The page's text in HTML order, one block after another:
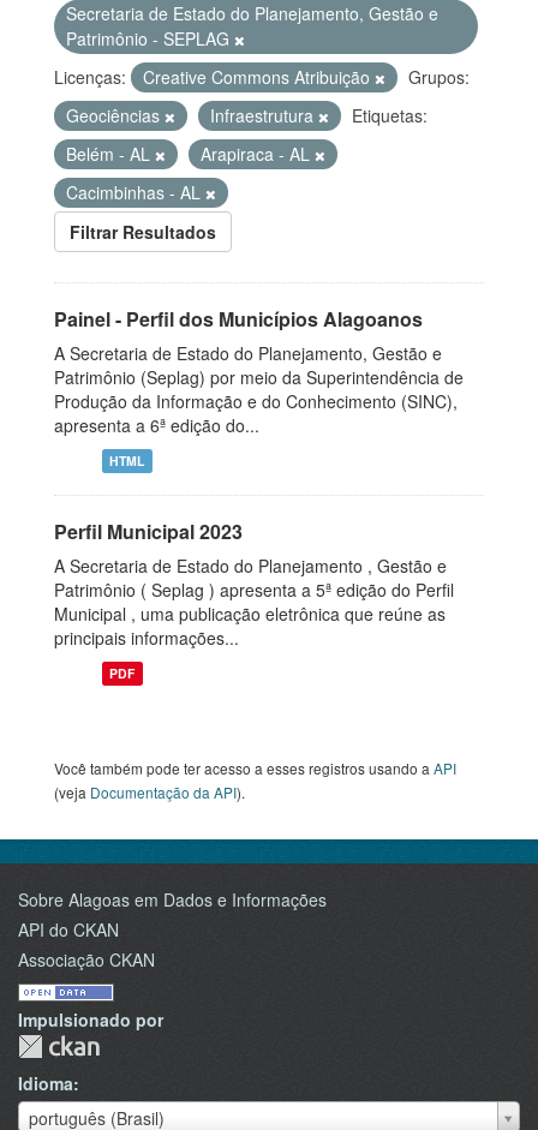
Secretaria de Estado do Planejamento, Gestão e
Patrimônio - SEPLAG
Licenças:
Creative Commons Atribuição
Grupos:
Geociências
Infraestrutura
Etiquetas:
Belém - AL
Arapiraca - AL
Cacimbinhas - AL
Filtrar Resultados
Painel - Perfil dos Municípios Alagoanos
A Secretaria de Estado do Planejamento, Gestão e
Patrimônio (Seplag) por meio da Superintendência de
Produção da Informação e do Conhecimento (SINC),
apresenta a 6ª edição do...
HTML
Perfil Municipal 2023
A Secretaria de Estado do Planejamento , Gestão e
Patrimônio ( Seplag ) apresenta a 5ª edição do Perfil
Municipal , uma publicação eletrônica que reúne as
principais informações...
PDF
Você também pode ter acesso a esses registros usando a API
(veja Documentação da API).
Sobre Alagoas em Dados e Informações
API do CKAN
Associação CKAN
Impulsionado por
Idioma
português (Brasil)
Idioma